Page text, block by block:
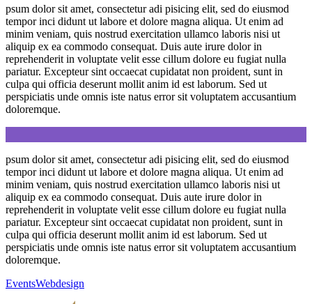
psum dolor sit amet, consectetur adi pisicing elit, sed do eiusmod
tempor inci didunt ut labore et dolore magna aliqua. Ut enim ad
minim veniam, quis nostrud exercitation ullamco laboris nisi ut
aliquip ex ea commodo consequat. Duis aute irure dolor in
reprehenderit in voluptate velit esse cillum dolore eu fugiat nulla
pariatur. Excepteur sint occaecat cupidatat non proident, sunt in
culpa qui officia deserunt mollit anim id est laborum. Sed ut
perspiciatis unde omnis iste natus error sit voluptatem accusantium
doloremque.
psum dolor sit amet, consectetur adi pisicing elit, sed do eiusmod
tempor inci didunt ut labore et dolore magna aliqua. Ut enim ad
minim veniam, quis nostrud exercitation ullamco laboris nisi ut
aliquip ex ea commodo consequat. Duis aute irure dolor in
reprehenderit in voluptate velit esse cillum dolore eu fugiat nulla
pariatur. Excepteur sint occaecat cupidatat non proident, sunt in
culpa qui officia deserunt mollit anim id est laborum. Sed ut
perspiciatis unde omnis iste natus error sit voluptatem accusantium
doloremque.
EventsWebdesign